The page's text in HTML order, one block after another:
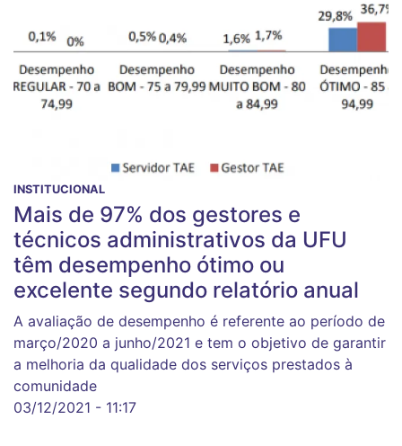
INSTITUCIONAL
Mais de 97% dos gestores e
técnicos administrativos da UFU
têm desempenho ótimo ou
excelente segundo relatório anual
A avaliação de desempenho é referente ao período de
março/2020 a junho/2021 e tem o objetivo de garantir
a melhoria da qualidade dos serviços prestados à
comunidade
03/12/2021 - 11:17